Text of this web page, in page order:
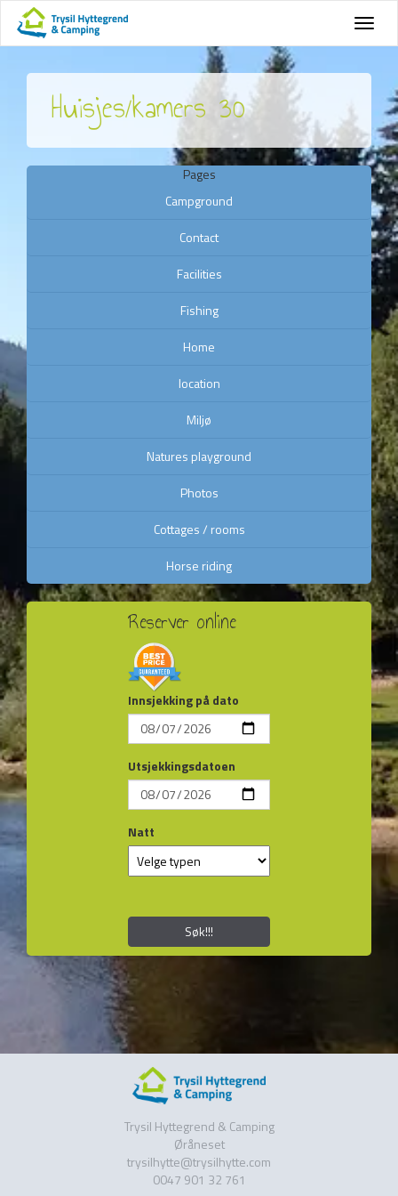
Huisjes/kamers 30
Pages
Campground
Contact
Facilities
Fishing
Home
location
Miljø
Natures playground
Photos
Cottages / rooms
Horse riding
Reserver online
Innsjekking på dato
Utsjekkingsdatoen
Natt
Søk!!!
Trysil Hyttegrend & Camping
Øråneset
trysilhytte@trysilhytte.com
0047 901 32 761